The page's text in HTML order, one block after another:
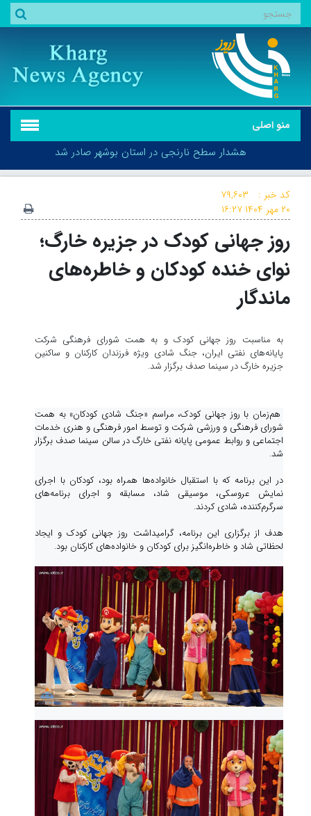
منو اصلی
هشدار سطح نارنجی در استان بوشهر صادر شد
هشدار سطح نارنجی در استان بوشهر صادر شد
کد خبر :
۷۹,۶۰۳
۲۰ مهر ۱۴۰۴
۱۶:۲۷
روز جهانی کودک در جزیره‌ خارگ؛
نوای خنده کودکان و خاطره‌های
ماندگار
به مناسبت روز جهانی کودک و به همت شورای فرهنگی شرکت
پایانه‌های نفتی ایران، جنگ شادی ویژه فرزندان کارکنان و ساکنین
جزیره خارگ در سینما صدف برگزار شد.
هم‌زمان با روز جهانی کودک، مراسم «جنگ شادی کودکان» به همت
شورای فرهنگی و ورزشی شرکت و توسط امور فرهنگی و هنری خدمات
اجتماعی و روابط عمومی پایانه نفتی خارگ در سالن سینما صدف برگزار
شد.
در این برنامه که با استقبال خانواده‌ها همراه بود، کودکان با اجرای
نمایش عروسکی، موسیقی شاد، مسابقه و اجرای برنامه‌های
سرگرم‌کننده، شادی کردند.
هدف از برگزاری این برنامه، گرامیداشت روز جهانی کودک و ایجاد
لحظاتی شاد و خاطره‌انگیز برای کودکان و خانواده‌های کارکنان بود.